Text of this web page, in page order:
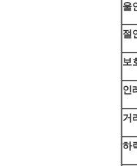
울
절
보
인
거
하